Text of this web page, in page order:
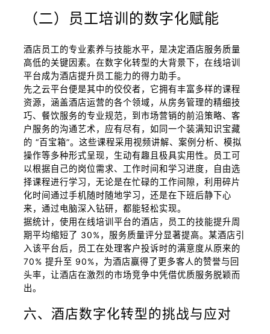
（二）员工培训的数字化赋能
酒店员工的专业素养与技能水平，是决定酒店服务质量
高低的关键因素。在数字化转型的大背景下，在线培训
平台成为酒店提升员工能力的得力助手。
先之云平台便是其中的佼佼者，它拥有丰富多样的课程
资源，涵盖酒店运营的各个领域，从房务管理的精细技
巧、餐饮服务的专业规范，到市场营销的前沿策略、客
户服务的沟通艺术，应有尽有，如同一个装满知识宝藏
的 “百宝箱”。这些课程采用视频讲解、案例分析、模拟
操作等多种形式呈现，生动有趣且极具实用性。员工可
以根据自己的岗位需求、工作时间和学习进度，自由选
择课程进行学习，无论是在忙碌的工作间隙，利用碎片
化时间通过手机随时随地学习，还是在下班后静下心
来，通过电脑深入钻研，都能轻松实现。
据统计，使用在线培训平台的酒店，员工的技能提升周
期平均缩短了 30%，服务质量评分显著提高。某酒店引
入该平台后，员工在处理客户投诉时的满意度从原来的
70% 提升至 90%，为酒店赢得了更多客人的赞誉与回
头率，让酒店在激烈的市场竞争中凭借优质服务脱颖而
出。
六、酒店数字化转型的挑战与应对